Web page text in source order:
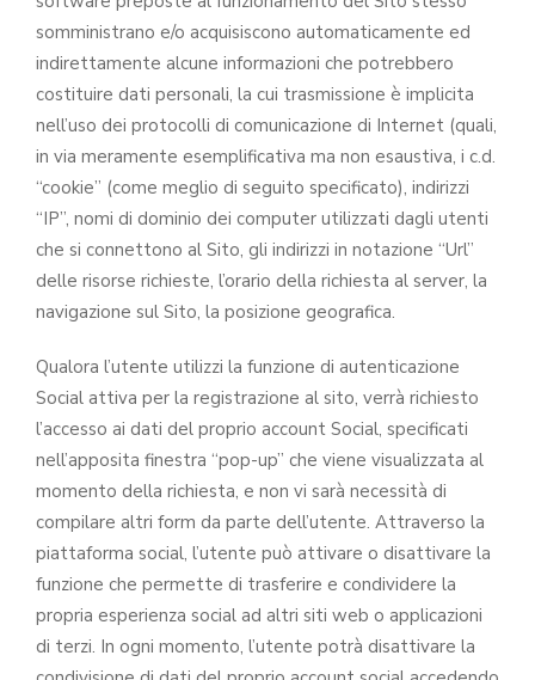
somministrano e/o acquisiscono automaticamente ed
indirettamente alcune informazioni che potrebbero
costituire dati personali, la cui trasmissione è implicita
nell’uso dei protocolli di comunicazione di Internet (quali,
in via meramente esemplificativa ma non esaustiva, i c.d.
“cookie” (come meglio di seguito specificato), indirizzi
“IP”, nomi di dominio dei computer utilizzati dagli utenti
che si connettono al Sito, gli indirizzi in notazione “Url”
delle risorse richieste, l’orario della richiesta al server, la
navigazione sul Sito, la posizione geografica.
Qualora l’utente utilizzi la funzione di autenticazione
Social attiva per la registrazione al sito, verrà richiesto
l’accesso ai dati del proprio account Social, specificati
nell’apposita finestra “pop-up” che viene visualizzata al
momento della richiesta, e non vi sarà necessità di
compilare altri form da parte dell’utente. Attraverso la
piattaforma social, l’utente può attivare o disattivare la
funzione che permette di trasferire e condividere la
propria esperienza social ad altri siti web o applicazioni
di terzi. In ogni momento, l’utente potrà disattivare la